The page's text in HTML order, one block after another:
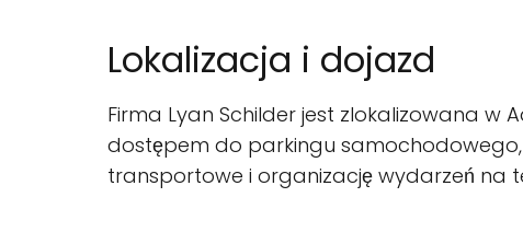
Lokalizacja i dojazd
Firma Lyan Schilder jest zlokalizowana w
dostępem do parkingu samochodowego,
transportowe i organizację wydarzeń na